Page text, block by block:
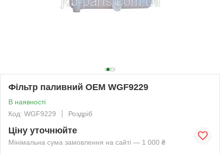
Фільтр паливний OEM WGF9229
В наявності
Код: WGF9229
Роздріб
Ціну уточнюйте
Мінімальна сума замовлення на сайті — 1 000 ₴